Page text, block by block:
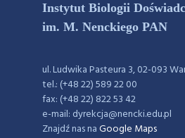
Instytut Biologii
im. M. Nenckiego PAN
ul. Ludwika Pasteura 3, 02-093
tel.: (+48 22) 589 22 00
fax: (+48 22) 822 53 42
e-mail: dyrekcja@nencki.edu.pl
Znajdź nas naGoogle Maps